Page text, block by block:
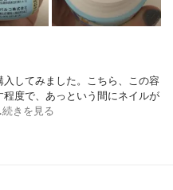
してみました。こちら、この容
度で、あっという間にネイルが
続きを見る